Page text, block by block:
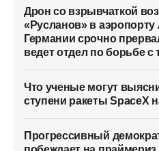
Дрон со взрывчаткой
«Русланов» в
Германии срочно
ведет отдел по борьбе с
Что ученые могут
ступени ракеты SpaceX
Прогрессивный